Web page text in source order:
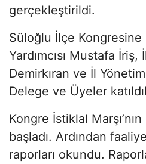
gerçekleştirildi.
Süloğlu İlçe Kongresine
Yardımcısı Mustafa İriş,
Demirkıran ve İl
Delege ve Üyeler
Kongre İstiklal
başladı. Ardından
raporları okundu.